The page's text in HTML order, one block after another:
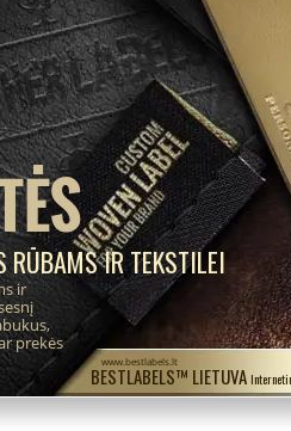
BESTLABELS™ LIETUVA
www.bestlabels.lt
RŪBAMS IR TEKSTILEI
ir
prekės